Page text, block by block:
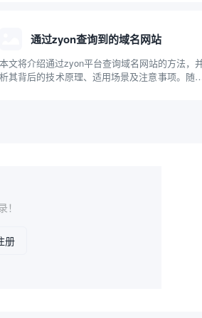
更高效、...通过zyon查询到的域名网站
本文将介绍通过zyon平台查询域名网站的方法，
析其背后的技术原理、适用场景及注意事项。随着
册